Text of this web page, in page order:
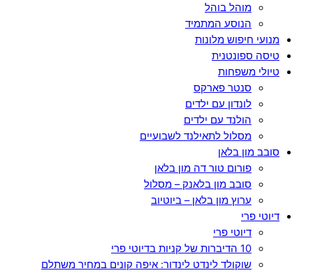
מוהל בוהל
הנוסע המתמיד
מנועי חיפוש מלונות
טיסה ספונטנית
טיולי משפחות
סנטר פארקס
לונדון עם ילדים
הולנד עם ילדים
מסלול לתאילנד לשבועיים
סובב מון בלאן
פורום טור דה מון בלאן
סובב מון בלאנק – מסלול
ערוץ מון בלאן – ביוטיוב
דיוטי פרי
דיוטי פרי
10 הדיברות של קניות בדיוטי פרי
שוקולד לינדט לינדור: איפה קונים במחיר משתלם